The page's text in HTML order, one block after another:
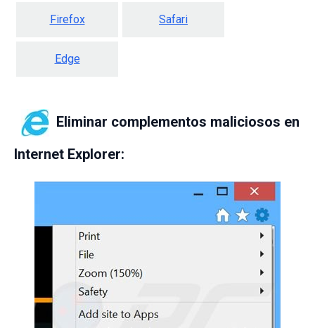
Firefox Safari
Edge
Eliminar complementos maliciosos en
Internet Explorer: